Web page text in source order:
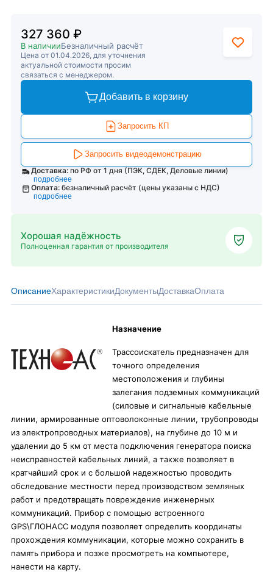
327 360 ₽
В наличииБезналичный расчёт
Цена от 01.04.2026, для уточнения
актуальной стоимости просим
связаться с менеджером.
Добавить в корзину
Запросить КП
Запросить видеодемонстрацию
Доставка: по РФ от 1 дня (ПЭК, СДЕК, Деловые линии)
подробнее
Оплата: безналичный расчёт (цены указаны с НДС)
подробнее
Хорошая надёжность
Полноценная гарантия от производителя
ОписаниеХарактеристикиДокументыДоставкаОплата
Назначение
Трассоискатель предназначен для
точного определения
местоположения и глубины
залегания подземных коммуникаций
(силовые и сигнальные кабельные
линии, армированные оптоволоконные линии, трубопроводы
из электропроводных материалов), на глубине до 10 м и
удалении до 5 км от места подключения генератора поиска
неисправностей кабельных линий, а также позволяет в
кратчайший срок и с большой надежностью проводить
обследование местности перед производством земляных
работ и предотвращать повреждение инженерных
коммуникаций. Прибор с помощью встроенного
GPS\ГЛОНАСС модуля позволяет определить координаты
прохождения коммуникации, которые можно сохранить в
память прибора и позже просмотреть на компьютере,
нанести на карту.